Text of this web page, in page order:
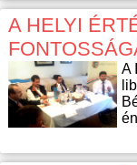
A HELYI
A